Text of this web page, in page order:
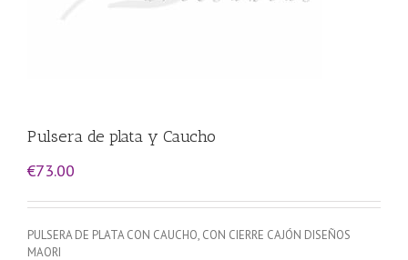
Pulsera de plata y Caucho
€73.00
PULSERA DE PLATA CON CAUCHO, CON CIERRE CAJÓN DISEÑOS
MAORI